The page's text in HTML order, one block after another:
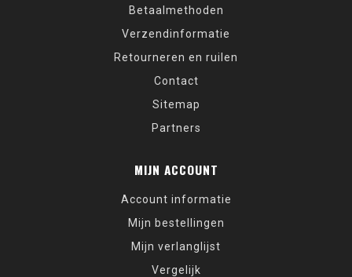
Betaalmethoden
Verzendinformatie
Retourneren en ruilen
Contact
Sitemap
Partners
MIJN ACCOUNT
Account informatie
Mijn bestellingen
Mijn verlanglijst
Vergelijk